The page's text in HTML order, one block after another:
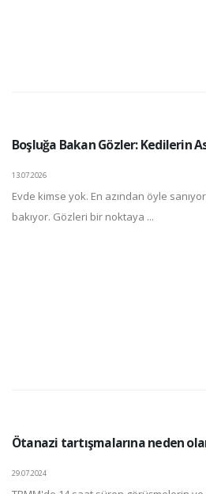
Boşluğa Bakan Gözler: Kedilerin
13.07.2026
Evde kimse yok. En azından öyle
bakıyor. Gözleri bir noktaya ...
Ötanazi tartışmalarına neden
29.07.2024